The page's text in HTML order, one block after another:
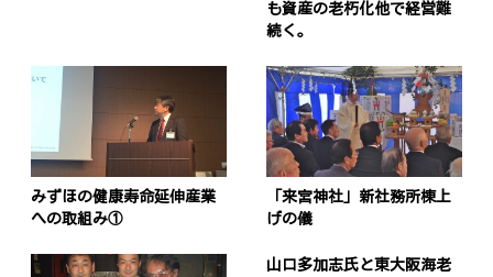
も資産の老朽化他で経営難
続く。
みずほの健康寿命延伸産業
への取組み①
「来宮神社」新社務所棟上
げの儀
山口多加志氏と東大阪海老